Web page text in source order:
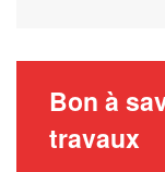
Bon à
travaux